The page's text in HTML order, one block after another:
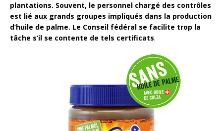
plantations. Souvent, le personnel chargé des contrôles
est lié aux grands groupes impliqués dans la production
d’huile de palme. Le Conseil fédéral se facilite trop la
tâche s’il se contente de tels certificats.